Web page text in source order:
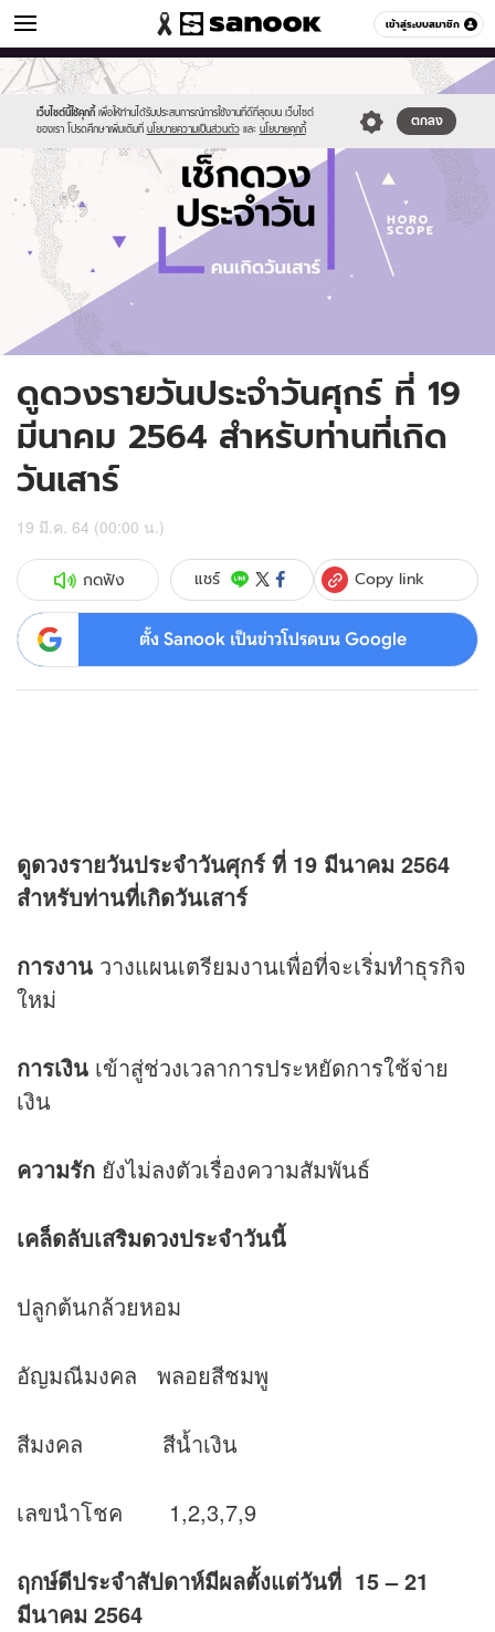
เข้าสู่ระบบสมาชิก
ดูดวง หมวดอื่นๆ
เว็บไซต์นี้ใช้คุกกี้ เพื่อให้ท่านได้รับประสบการณ์การใช้งานที่ดีที่สุดบน เว็บไซต์
ของเรา โปรดศึกษาเพิ่มเติมที่ นโยบายความเป็นส่วนตัว และ นโยบายคุกกี้
ตกลง
Sanook
//s.isanook.com/sr/0/images/logo-
new-
sanook.png
600
60
//s.isanook.com/ho/0/ud/fxd/day/daily-
horoscope-
saturday.jpg
ดูดวงรายวันประจำวันศุกร์ ที่ 19
มีนาคม 2564 สำหรับท่านที่เกิด
วันเสาร์
19 มี.ค. 64 (00:00 น.)
กดฟัง แชร์ Copy link
ตั้ง Sanook เป็นข่าวโปรดบน Google
ดูดวงรายวันประจำวันศุกร์ ที่ 19 มีนาคม 2564
สำหรับท่านที่เกิดวันเสาร์
การงาน วางแผนเตรียมงานเพื่อที่จะเริ่มทำธุรกิจ
ใหม่
การเงิน เข้าสู่ช่วงเวลาการประหยัดการใช้จ่าย
เงิน
ความรัก ยังไม่ลงตัวเรื่องความสัมพันธ์
เคล็ดลับเสริมดวงประจำวันนี้
ปลูกต้นกล้วยหอม
อัญมณีมงคล พลอยสีชมพู
สีมงคล สีน้ำเงิน
เลขนำโชค 1,2,3,7,9
ฤกษ์ดีประจำสัปดาห์มีผลตั้งแต่วันที่ 15 – 21
มีนาคม 2564